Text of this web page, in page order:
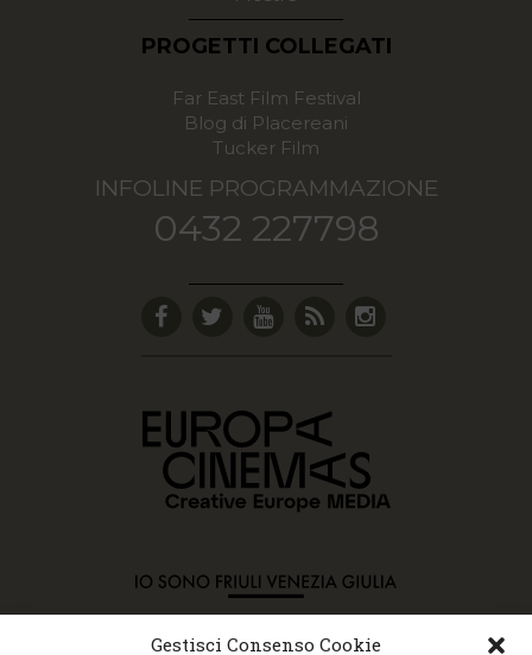
Gestisci Consenso Cookie
PROGETTI COLLEGATI
Far East Film Festival
Blog di Placereani
Tucker Film
INFOLINE PROGRAMMAZIONE
0432 227798